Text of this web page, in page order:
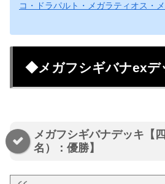
コ・ドラパルト・メガラティオス・
◆メガフシギバナexデ
メガフシギバナデッキ【
名）：優勝】